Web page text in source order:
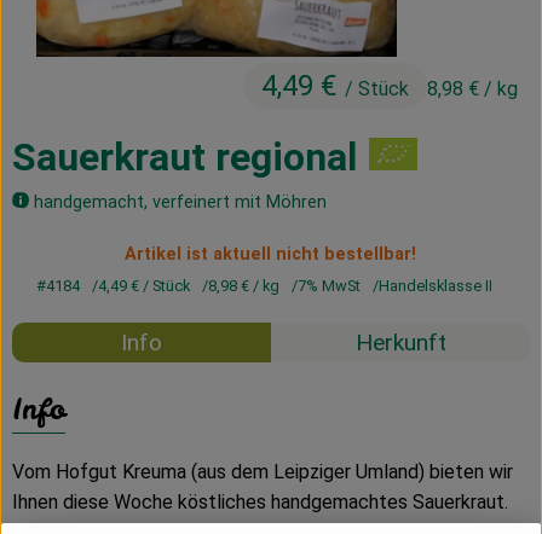
Haus, Garten & Co.
Lieferservice
Neues vom Hof
Sauerkraut regional
handgemacht, verfeinert mit Möhren
4,49 € / Stück 8,98 € / kg
Artikel ist aktuell nicht bestellbar!
#4184 4,49 € / Stück 8,98 € / kg 7% MwSt Handelsklasse II
Info Herkunft
Info
Vom Hofgut Kreuma (aus dem Leipziger Umland) bieten wir
Ihnen diese Woche köstliches handgemachtes Sauerkraut.